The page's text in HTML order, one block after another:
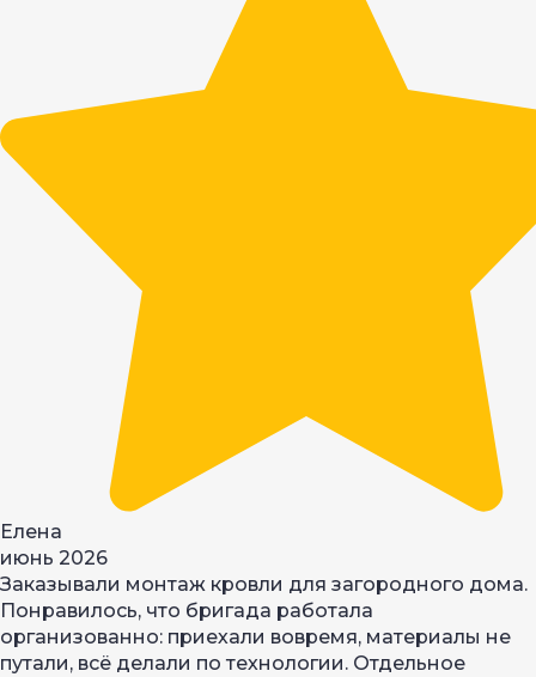
Елена
июнь 2026
Заказывали монтаж кровли для загородного дома.
Понравилось, что бригада работала
организованно: приехали вовремя, материалы не
путали, всё делали по технологии. Отдельное